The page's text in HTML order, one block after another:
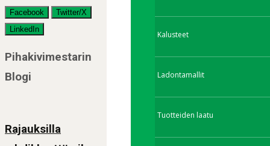
Kalusteet
Ladontamallit
Tuotteiden laatu
Facebook
Twitter/X
LinkedIn
Post
navigation
Pihakivimestarin
Blogi
Rajauksilla